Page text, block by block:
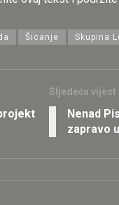
Šicanje Skupina
Sljedeća vijest
Nenad
zapravo